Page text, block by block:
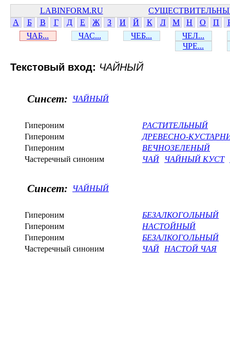
LABINFORM.RU
А
Б В Г Д Е Ж З И Й К Л М Н О П
ЧАБ...
ЧАС... ЧЕБ...
ЧЕЛ...
ЧРЕ...
Текстовый вход: ЧАЙНЫЙ
Синсет: ЧАЙНЫЙ
Гипероним
РАСТИТЕЛЬНЫЙ
Гипероним
ДРЕВЕСНО-
Гипероним
ВЕЧНОЗЕЛЕНЫЙ
Частеречный синоним
ЧАЙ ЧАЙНЫЙ КУСТ
Синсет: ЧАЙНЫЙ
Гипероним
БЕЗАЛКОГОЛЬНЫЙ
Гипероним
НАСТОЙНЫЙ
Гипероним
БЕЗАЛКОГОЛЬНЫЙ
Частеречный синоним
ЧАЙ НАСТОЙ ЧАЯ